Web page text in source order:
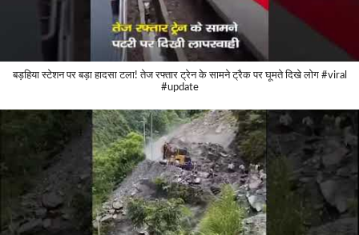
बड़हिया स्टेशन पर बड़ा हादसा टला! तेज रफ्तार ट्रेन के सामने ट्रैक पर घूमते दिखे लोग #viral
#update